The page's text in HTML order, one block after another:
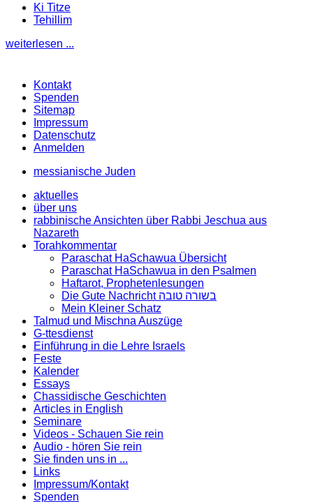
Ki Titze
Tehillim
weiterlesen ...
Kontakt
Spenden
Sitemap
Impressum
Datenschutz
Anmelden
messianische Juden
aktuelles
über uns
rabbinische Ansichten über Rabbi Jeschua aus
Nazareth
Torahkommentar
Paraschat HaSchawua Übersicht
Paraschat HaSchawua in den Psalmen
Haftarot, Prophetenlesungen
Die Gute Nachricht בשורה טובה
Mein Kleiner Schatz
Talmud und Mischna Auszüge
G-ttesdienst
Einführung in die Lehre Israels
Feste
Kalender
Essays
Chassidische Geschichten
Articles in English
Seminare
Videos - Schauen Sie rein
Audio - hören Sie rein
Sie finden uns in ...
Links
Impressum/Kontakt
Spenden